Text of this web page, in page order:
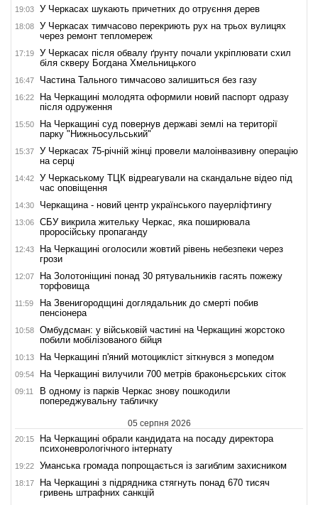
19:03 У Черкасах шукають причетних до отруєння дерев
18:08
У Черкасах тимчасово перекриють рух на трьох вулицях
через ремонт тепломереж
17:19
У Черкасах після обвалу ґрунту почали укріплювати схил
біля скверу Богдана Хмельницького
16:47 Частина Тального тимчасово залишиться без газу
16:22
На Черкащині молодята оформили новий паспорт одразу
після одруження
15:50
На Черкащині суд повернув державі землі на території
парку "Нижньосульський"
15:37
У Черкасах 75-річній жінці провели малоінвазивну операцію
на серці
14:42
У Черкаському ТЦК відреагували на скандальне відео під
час оповіщення
14:30 Черкащина - новий центр українського пауерліфтингу
13:06
СБУ викрила жительку Черкас, яка поширювала
проросійську пропаганду
12:43
На Черкащині оголосили жовтий рівень небезпеки через
грози
12:07
На Золотоніщині понад 30 рятувальників гасять пожежу
торфовища
11:59
На Звенигородщині доглядальник до смерті побив
пенсіонера
10:58
Омбудсман: у військовій частині на Черкащині жорстоко
побили мобілізованого бійця
10:13 На Черкащині п'яний мотоцикліст зіткнувся з мопедом
09:54 На Черкащині вилучили 700 метрів браконьєрських сіток
09:11
В одному із парків Черкас знову пошкодили
попереджувальну табличку
05 серпня 2026
20:15
На Черкащині обрали кандидата на посаду директора
психоневрологічного інтернату
19:22 Уманська громада попрощається із загиблим захисником
18:17
На Черкащині з підрядника стягнуть понад 670 тисяч
гривень штрафних санкцій